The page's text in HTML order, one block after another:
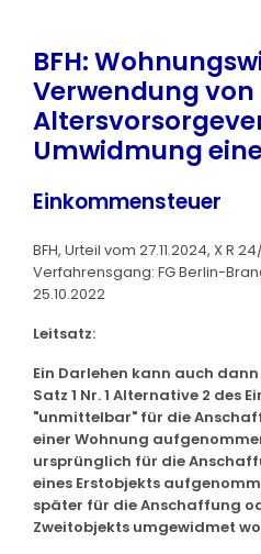
BFH:
Verwendung von
Umwidmung
Einkommensteuer
BFH, Urteil vom 27.11.2024, X R
Verfahrensgang: FG Berlin-
25.10.2022
Leitsatz:
Ein Darlehen kann auch dann
Satz 1 Nr. 1 Alternative 2 des
"unmittelbar" für die
einer Wohnung
ursprünglich für die
eines Erstobjekts
später für die Anschaffung
Zweitobjekts umgewidmet